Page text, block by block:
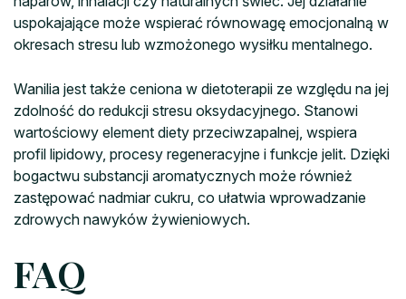
uspokajające może wspierać równowagę emocjonalną w
okresach stresu lub wzmożonego wysiłku mentalnego.
Wanilia jest także ceniona w dietoterapii ze względu na jej
zdolność do redukcji stresu oksydacyjnego. Stanowi
wartościowy element diety przeciwzapalnej, wspiera
profil lipidowy, procesy regeneracyjne i funkcje jelit. Dzięki
bogactwu substancji aromatycznych może również
zastępować nadmiar cukru, co ułatwia wprowadzanie
zdrowych nawyków żywieniowych.
FAQ